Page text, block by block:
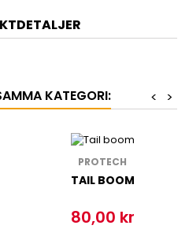
KATEGORI: >
<
PROTECH
TAIL BOOM
Pris
80,00 kr